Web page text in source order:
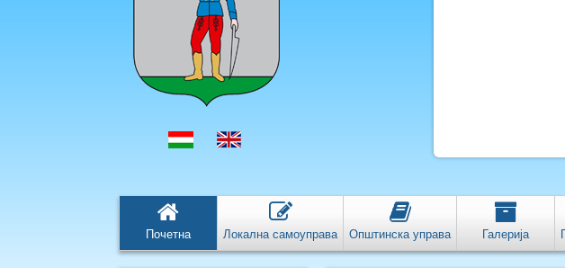
Почетна Локална самоуправа Општинска управа Галерија